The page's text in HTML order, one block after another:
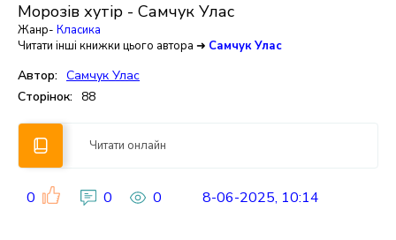
Морозів хутір - Самчук Улас
Жанр- Класика
Читати інші книжки цього автора ➜ Самчук Улас
Автор: Самчук Улас
Сторінок: 88
Читати онлайн
0 0 0 8-06-2025, 10:14